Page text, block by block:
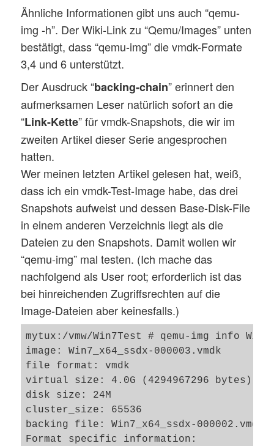
If a disk image has a
Ähnliche Informationen gibt uns auch “qemu-
img -h”. Der Wiki-Link zu “Qemu/Images” unten
bestätigt, dass “qemu-img” die vmdk-Formate
3,4 und 6 unterstützt.
Der Ausdruck “backing-chain” erinnert den
aufmerksamen Leser natürlich sofort an die
“Link-Kette” für vmdk-Snapshots, die wir im
zweiten Artikel dieser Serie angesprochen
hatten.
Wer meinen letzten Artikel gelesen hat, weiß,
dass ich ein vmdk-Test-Image habe, das drei
Snapshots aufweist und dessen Base-Disk-File
in einem anderen Verzeichnis liegt als die
Dateien zu den Snapshots. Damit wollen wir
“qemu-img” mal testen. (Ich mache das
nachfolgend als User root; erforderlich ist das
bei hinreichenden Zugriffsrechten auf die
Image-Dateien aber keinesfalls.)
mytux:/vmw/Win7Test # qemu-img info
image: Win7_x64_ssdx-000003.vmdk
file format: vmdk
virtual size: 4.0G (4294967296 bytes)
disk size: 24M
cluster_size: 65536
backing file: Win7_x64_ssdx-000002.vmdk
Format specific information: